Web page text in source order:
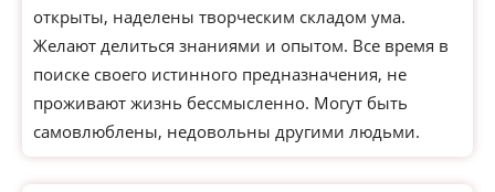
открыты, наделены творческим складом ума.
Желают делиться знаниями и опытом. Все время в
поиске своего истинного предназначения, не
проживают жизнь бессмысленно. Могут быть
самовлюблены, недовольны другими людьми.